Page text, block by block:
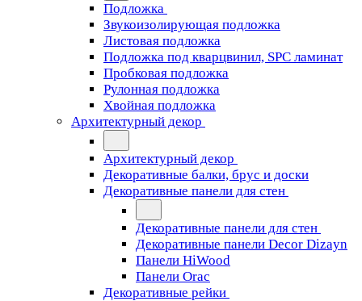
Подложка
Звукоизолирующая подложка
Листовая подложка
Подложка под кварцвинил, SPC ламинат
Пробковая подложка
Рулонная подложка
Хвойная подложка
Архитектурный декор
Архитектурный декор
Декоративные балки, брус и доски
Декоративные панели для стен
Декоративные панели для стен
Декоративные панели Decor Dizayn
Панели HiWood
Панели Orac
Декоративные рейки